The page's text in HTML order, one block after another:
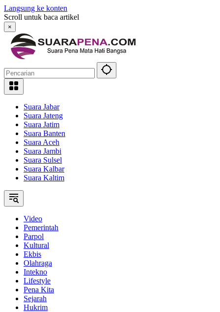
Langsung ke konten
Scroll untuk baca artikel
×
Suara Jabar
Suara Jateng
Suara Jatim
Suara Banten
Suara Aceh
Suara Jambi
Suara Sulsel
Suara Kalbar
Suara Kaltim
Video
Pemerintah
Parpol
Kultural
Ekbis
Olahraga
Intekno
Lifestyle
Pena Kita
Sejarah
Hukrim